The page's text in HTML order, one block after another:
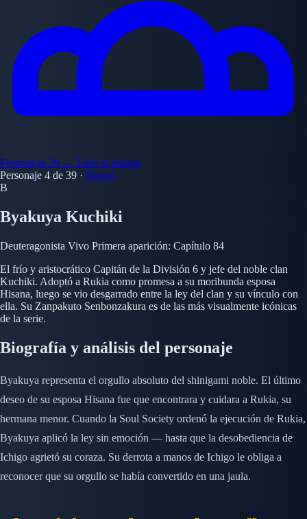
Personajes 39 ← Todo el manga
Personaje 4 de 39 · Bleach
B
Byakuya Kuchiki
Deuteragonista Vivo Primera aparición: Capítulo 84
El frío y aristocrático Capitán de la División 6 y jefe del noble clan
Kuchiki. Adoptó a Rukia como promesa a su moribunda esposa
Hisana, luego se vio desgarrado entre la ley del clan y su vínculo con
ella. Su Zanpakuto Senbonzakura es de las más visualmente icónicas
de la serie.
Biografía y análisis del personaje
Byakuya representa el orgullo absoluto del shinigami noble. El último
deseo de su esposa Hisana fue que encontrara y cuidara a Rukia, su
hermana menor. Cuando la Soul Society ordenó la ejecución de Rukia,
Byakuya aplicó la ley sin emoción — hasta que la desobediencia de
Ichigo agrietó su coraza. Su derrota a manos de Ichigo le obliga a
reconocer que su orgullo se había convertido en una jaula.